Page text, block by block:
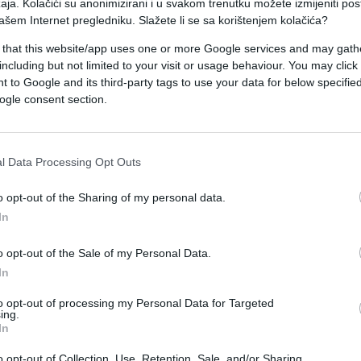
Kolačići su anonimizirani i u svakom trenutku možete izmijeniti
Internet pregledniku. Slažete li se sa korištenjem kolačića?
that this website/app uses one or more Google services and may
but not limited to your visit or usage behaviour. You may
to Google and its third-party tags to use your data for below
consent section.
Data Processing Opt Outs
opt-out of the Sharing of my personal data.
opt-out of the Sale of my Personal Data.
opt-out of processing my Personal Data for Targeted
repića škampa, poumakala ih u kavijar i stavila
već bivše kuće.
sretan prvih nekoliko dana.
mirisi. Uradili su sve šta se moglo uraditi u kući:
su promjenili podove i prekrečili zidove…
ovog zla.
danom postajao sve gori. Prijatelji su
i kupe drugu. Prošao je mjesec, ali nisu uspjeli
u banci da bi kupili novu kuću, jer nisu